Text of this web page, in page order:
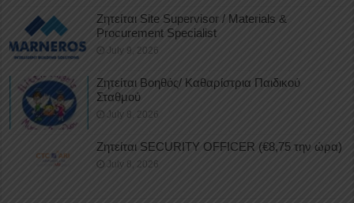
Ζητείται Site Supervisor / Materials &
Procurement Specialist
July 9, 2026
Ζητείται Βοηθός/ Καθαρίστρια Παιδικού
Σταθμού
July 8, 2026
Ζητείται SECURITY OFFICER (€8,75 την ώρα)
July 8, 2026